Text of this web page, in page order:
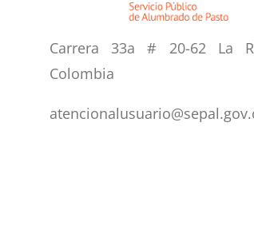
Carrera 33a # 20-62 La
Colombia